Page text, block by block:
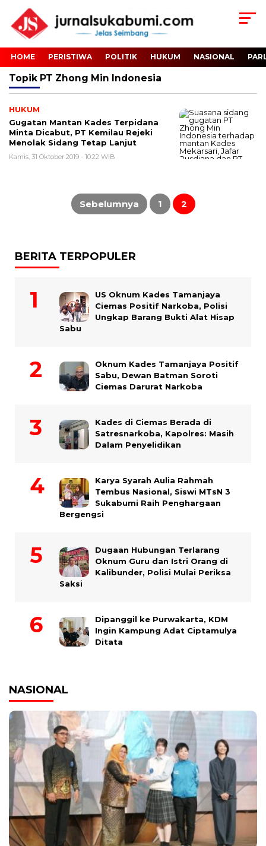
HOME PERISTIWA POLITIK HUKUM NASIONAL
Topik PT Zhong Min Indonesia
HUKUM
Gugatan Mantan Kades Terpidana
Minta Dicabut, PT Kemilau Rejeki
Menolak Sidang Tetap Lanjut
Kamis, 31 Oktober 2019 - 10:22 WIB
Paginasi
Sebelumnya 1 2
BERITA TERPOPULER
US Oknum Kades Tamanjaya
Ciemas Positif Narkoba, Polisi
Ungkap Barang Bukti Alat Hisap
Sabu
Oknum Kades Tamanjaya Positif
Sabu, Dewan Batman Soroti
Ciemas Darurat Narkoba
Kades di Ciemas Berada di
Satresnarkoba, Kapolres: Masih
Dalam Penyelidikan
Karya Syarah Aulia Rahmah
Tembus Nasional, Siswi MTsN 3
Sukabumi Raih Penghargaan
Bergengsi
Dugaan Hubungan Terlarang
Oknum Guru dan Istri Orang di
Kalibunder, Polisi Mulai Periksa
Saksi
Dipanggil ke Purwakarta, KDM
Ingin Kampung Adat Ciptamulya
Ditata
NASIONAL